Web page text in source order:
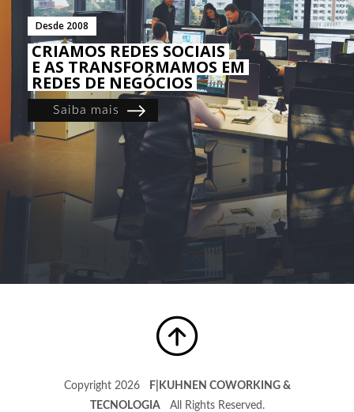
Desde 2008
CRIAMOS REDES SOCIAIS
E AS TRANSFORMAMOS EM
REDES DE NEGÓCIOS
Saiba mais
Copyright 2026
F|KUHNEN COWORKING &
TECNOLOGIAAll Rights Reserved.